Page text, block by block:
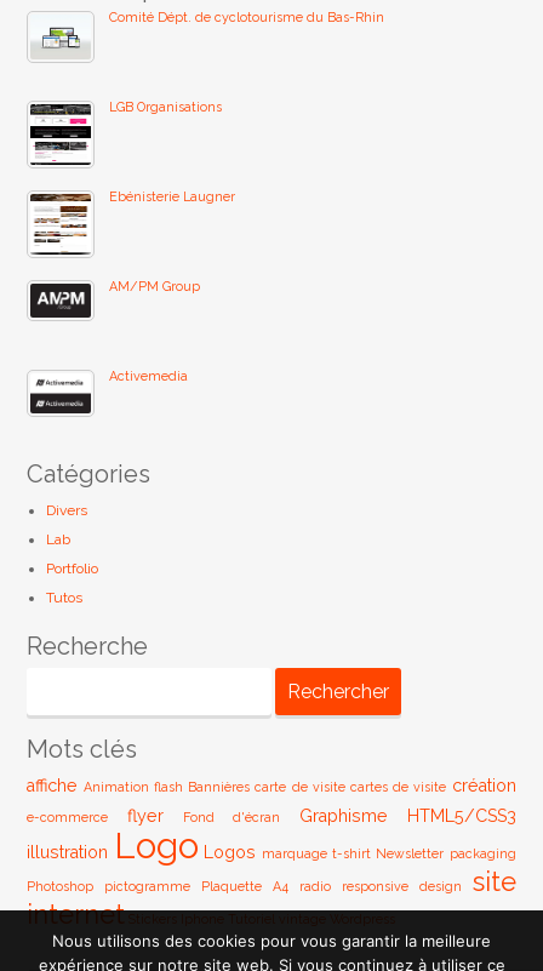
Comité Dépt. de cyclotourisme du Bas-Rhin
LGB Organisations
Ebénisterie Laugner
AM/PM Group
Activemedia
Catégories
Divers
Lab
Portfolio
Tutos
Recherche
Mots clés
affiche Animation flash Bannières carte de visite cartes de visite création
e-commerce flyer Fond d'écran Graphisme
HTML5/CSS3
illustration Logo Logos marquage t-shirt Newsletter packaging
Photoshop pictogramme Plaquette A4 radio responsive design
site
internet
Nous utilisons des cookies pour vous garantir la meilleure
expérience sur notre site web. Si vous continuez à utiliser ce